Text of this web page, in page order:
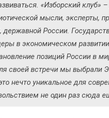
«Изборский клуб»
мысли, эксперты,
державной России.
в экономическом
позиций России в
своей встречи мы
нечто уникальное для
не один раз сюда